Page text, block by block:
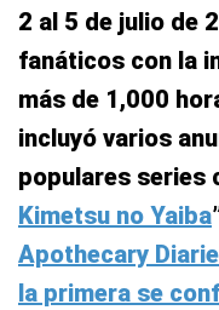
2 al 5 de julio de
fanáticos con la
más de 1,000
incluyó varios
populares series
Kimetsu no Yaiba
Apothecary
la primera se